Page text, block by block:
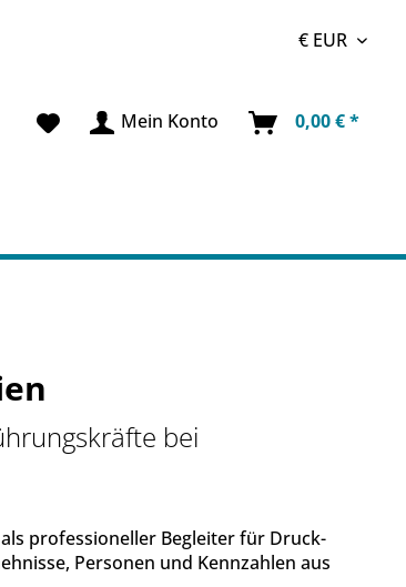
Mein Konto 0,00 € *
bei
professioneller Begleiter für Druck-
Personen und Kennzahlen aus